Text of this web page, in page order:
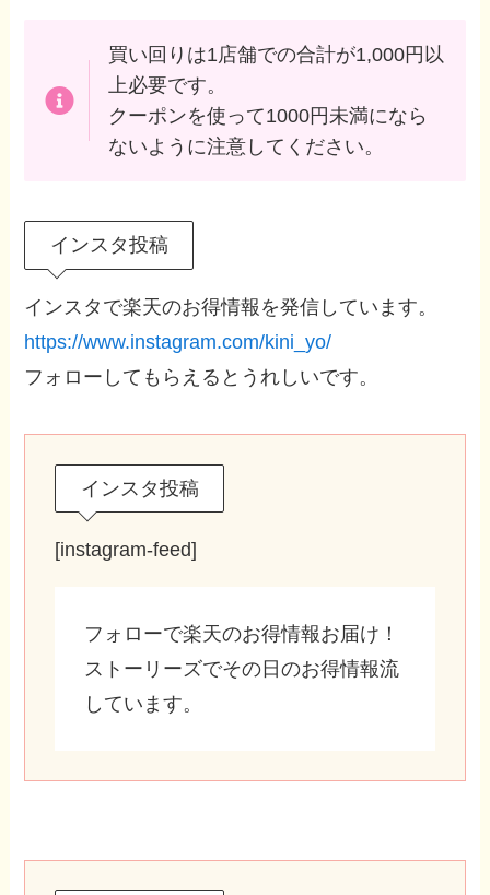
買い回りは1店舗での合計が1,000円以
上必要です。
クーポンを使って1000円未満になら
ないように注意してください。
インスタ投稿
インスタで楽天のお得情報を発信しています。
https://www.instagram.com/kini_yo/
フォローしてもらえるとうれしいです。
インスタ投稿
[instagram-feed]
フォローで楽天のお得情報お届け！
ストーリーズでその日のお得情報流
しています。